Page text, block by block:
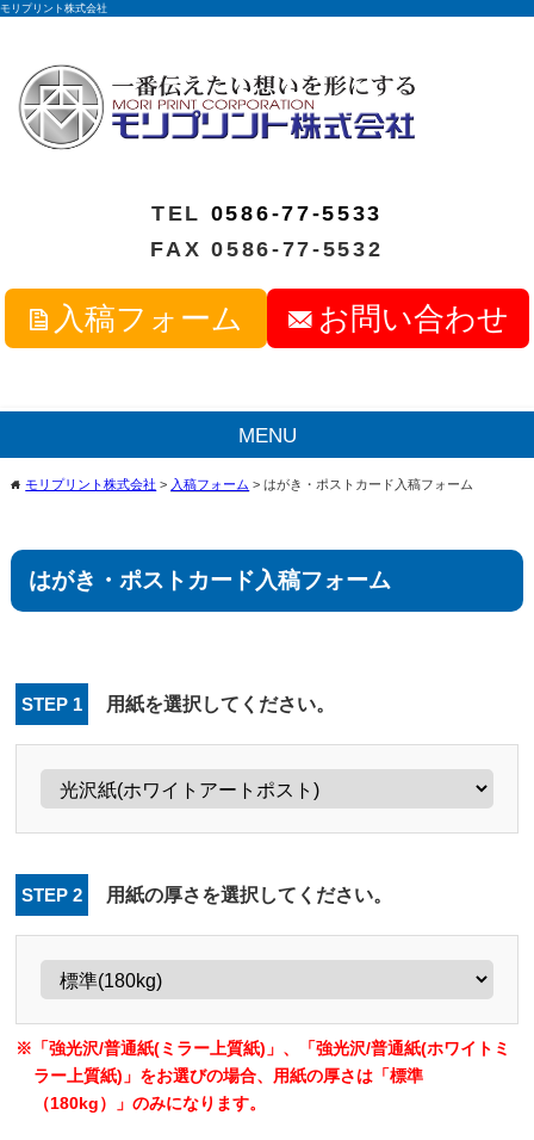
モリプリント株式会社
TEL 0586-77-5533
FAX 0586-77-5532
入稿フォーム お問い合わせ
MENU
homeモリプリント株式会社 > 入稿フォーム >はがき・ポストカード入稿フォーム
はがき・ポストカード入稿フォーム
STEP 1 用紙を選択してください。
STEP 2 用紙の厚さを選択してください。
「強光沢/普通紙(ミラー上質紙)」、「強光沢/普通紙(ホワイトミ
ラー上質紙)」をお選びの場合、用紙の厚さは「標準
（180kg）」のみになります。